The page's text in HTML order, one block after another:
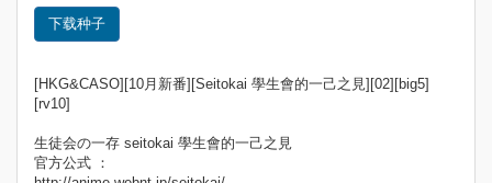
下载种子
[HKG&CASO][10月新番][Seitokai 學生會的一己之見][02][big5]
[rv10]
生徒会の一存 seitokai 學生會的一己之見
官方公式 ：